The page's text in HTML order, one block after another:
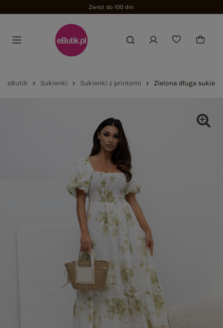
Zwrot do 100 dni
eButik Sukienki Sukienki z printami Zielona długa